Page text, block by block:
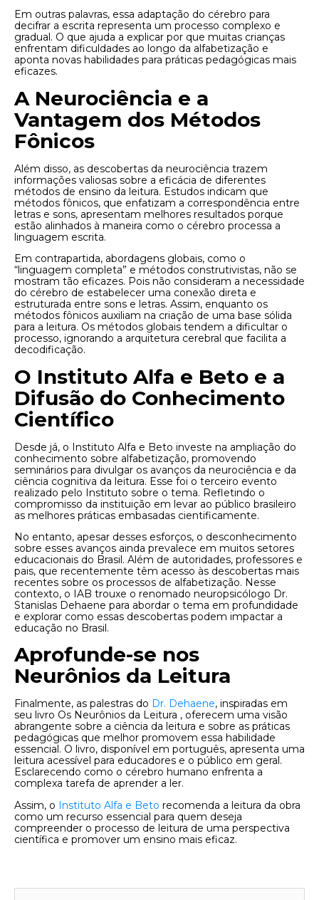
Em outras palavras, essa adaptação do cérebro para
decifrar a escrita representa um processo complexo e
gradual. O que ajuda a explicar por que muitas crianças
enfrentam dificuldades ao longo da alfabetização e
aponta novas habilidades para práticas pedagógicas mais
eficazes.
A Neurociência e a
Vantagem dos Métodos
Fônicos
Além disso, as descobertas da neurociência trazem
informações valiosas sobre a eficácia de diferentes
métodos de ensino da leitura. Estudos indicam que
métodos fônicos, que enfatizam a correspondência entre
letras e sons, apresentam melhores resultados porque
estão alinhados à maneira como o cérebro processa a
linguagem escrita.
Em contrapartida, abordagens globais, como o
“linguagem completa” e métodos construtivistas, não se
mostram tão eficazes. Pois não consideram a necessidade
do cérebro de estabelecer uma conexão direta e
estruturada entre sons e letras. Assim, enquanto os
métodos fônicos auxiliam na criação de uma base sólida
para a leitura. Os métodos globais tendem a dificultar o
processo, ignorando a arquitetura cerebral que facilita a
decodificação.
O Instituto Alfa e Beto e a
Difusão do Conhecimento
Científico
Desde já, o Instituto Alfa e Beto investe na ampliação do
conhecimento sobre alfabetização, promovendo
seminários para divulgar os avanços da neurociência e da
ciência cognitiva da leitura. Esse foi o terceiro evento
realizado pelo Instituto sobre o tema. Refletindo o
compromisso da instituição em levar ao público brasileiro
as melhores práticas embasadas cientificamente.
No entanto, apesar desses esforços, o desconhecimento
sobre esses avanços ainda prevalece em muitos setores
educacionais do Brasil. Além de autoridades, professores e
pais, que recentemente têm acesso às descobertas mais
recentes sobre os processos de alfabetização. Nesse
contexto, o IAB trouxe o renomado neuropsicólogo Dr.
Stanislas Dehaene para abordar o tema em profundidade
e explorar como essas descobertas podem impactar a
educação no Brasil.
Aprofunde-se nos
Neurônios da Leitura
Finalmente, as palestras do Dr. Dehaene, inspiradas em
seu livro Os Neurônios da Leitura , oferecem uma visão
abrangente sobre a ciência da leitura e sobre as práticas
pedagógicas que melhor promovem essa habilidade
essencial. O livro, disponível em português, apresenta uma
leitura acessível para educadores e o público em geral.
Esclarecendo como o cérebro humano enfrenta a
complexa tarefa de aprender a ler.
Assim, o Instituto Alfa e Beto recomenda a leitura da obra
como um recurso essencial para quem deseja
compreender o processo de leitura de uma perspectiva
científica e promover um ensino mais eficaz.